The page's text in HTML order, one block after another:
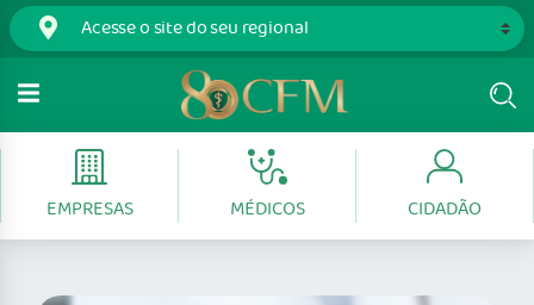
EMPRESAS MÉDICOS CIDADÃO